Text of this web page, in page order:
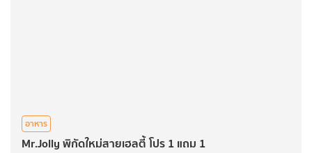
อาหาร
Mr.Jolly พิกัดใหม่สายเฮลตี้ โปร 1 แถม 1